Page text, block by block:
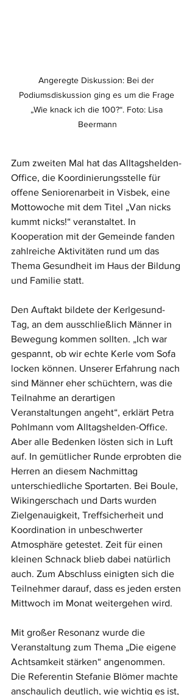
Angeregte Diskussion: Bei der
Podiumsdiskussion ging es um die Frage
„Wie knack ich die 100?“. Foto: Lisa
Beermann
Zum zweiten Mal hat das Alltagshelden-
Office, die Koordinierungsstelle für
offene Seniorenarbeit in Visbek, eine
Mottowoche mit dem Titel „Van nicks
kummt nicks!“ veranstaltet. In
Kooperation mit der Gemeinde fanden
zahlreiche Aktivitäten rund um das
Thema Gesundheit im Haus der Bildung
und Familie statt.
Den Auftakt bildete der Kerlgesund-
Tag, an dem ausschließlich Männer in
Bewegung kommen sollten. „Ich war
gespannt, ob wir echte Kerle vom Sofa
locken können. Unserer Erfahrung nach
sind Männer eher schüchtern, was die
Teilnahme an derartigen
Veranstaltungen angeht“, erklärt Petra
Pohlmann vom Alltagshelden-Office.
Aber alle Bedenken lösten sich in Luft
auf. In gemütlicher Runde erprobten die
Herren an diesem Nachmittag
unterschiedliche Sportarten. Bei Boule,
Wikingerschach und Darts wurden
Zielgenauigkeit, Treffsicherheit und
Koordination in unbeschwerter
Atmosphäre getestet. Zeit für einen
kleinen Schnack blieb dabei natürlich
auch. Zum Abschluss einigten sich die
Teilnehmer darauf, dass es jeden ersten
Mittwoch im Monat weitergehen wird.
Mit großer Resonanz wurde die
Veranstaltung zum Thema „Die eigene
Achtsamkeit stärken“ angenommen.
Die Referentin Stefanie Blömer machte
anschaulich deutlich, wie wichtig es ist,